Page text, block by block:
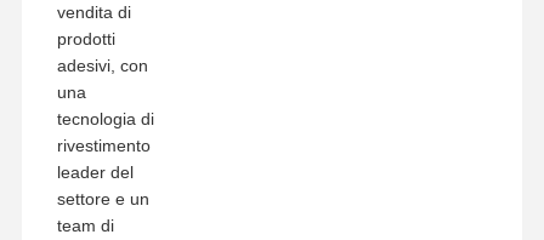
vendita di
prodotti
adesivi, con
una
tecnologia di
rivestimento
leader del
settore e un
team di